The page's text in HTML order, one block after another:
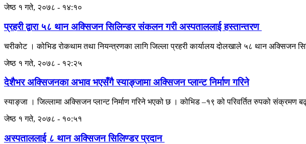
जेष्ठ १ गते, २०७८ - १४:१०
प्रहरी द्वारा ५८ थान अक्सिजन सिलिन्डर संकलन गरी अस्पताललाई हस्तान्तरण
चरीकोट । कोभिड रोकथाम तथा नियन्त्रणका लागि जिल्ला प्रहरी कार्यालय दोलखाले ५८ थान
जेष्ठ १ गते, २०७८ - १२:२५
देशैभर अक्सिजनका अभाव भएसँगै स्याङ्जामा अक्सिजन प्लान्ट निर्माण गरिने
स्याङ्जा । जिल्लामा अक्सिजन प्लान्ट निर्माण गरिने भएको छ । कोभिड –१९ को परिवर्तित रुपको संक्रमण
जेष्ठ १ गते, २०७८ - १०:५१
अस्पताललाई ८ थान अक्सिजन सिलिण्डर प्रदान